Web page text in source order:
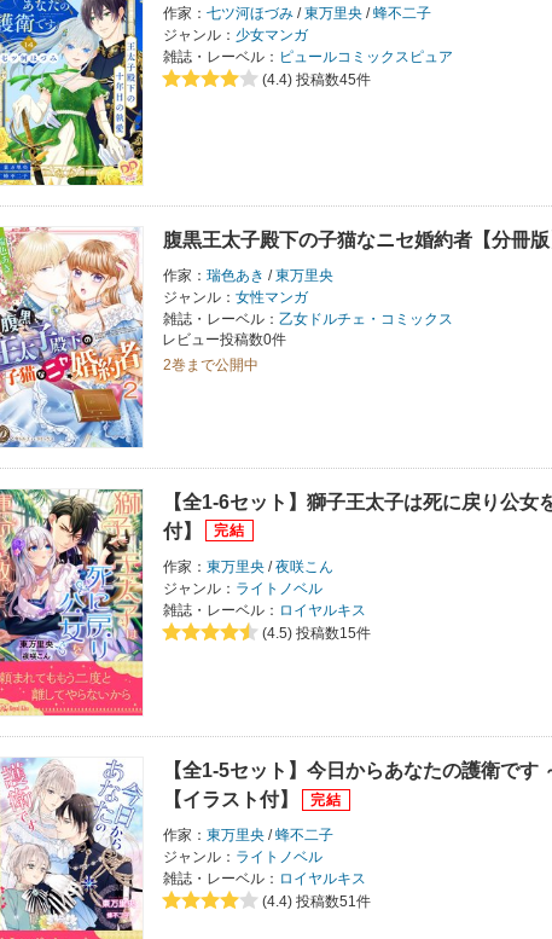
作家： 七ツ河ほづみ /東万里央 /蜂不二子
ジャンル： 少女マンガ
雑誌・レーベル： ピュールコミックスピュア
(4.4) 投稿数45件
腹黒王太子殿下の子猫なニセ婚約者【分冊版
作家： 瑞色あき /東万里央
ジャンル： 女性マンガ
雑誌・レーベル： 乙女ドルチェ・コミックス
レビュー投稿数0件
2巻まで公開中
【全1-6セット】獅子王太子は死に戻り公女
付】
作家： 東万里央 /夜咲こん
ジャンル： ライトノベル
雑誌・レーベル： ロイヤルキス
(4.5) 投稿数15件
【全1-5セット】今日からあなたの護衛です
【イラスト付】
作家： 東万里央 /蜂不二子
ジャンル： ライトノベル
雑誌・レーベル： ロイヤルキス
(4.4) 投稿数51件